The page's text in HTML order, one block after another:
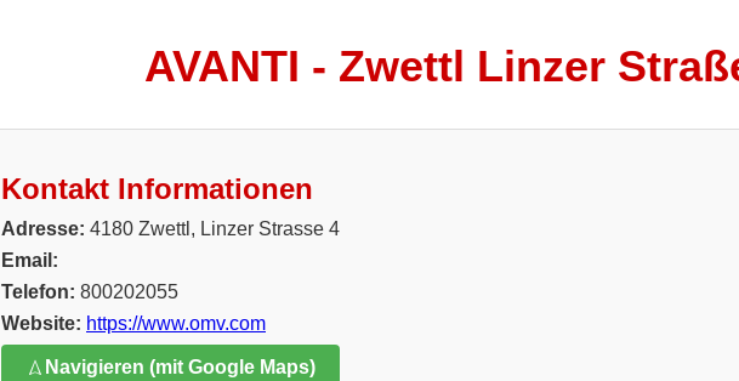
AVANTI - Zwettl Linzer
Kontakt Informationen
Adresse: 4180 Zwettl, Linzer Strasse 4
Email:
Telefon: 800202055
Website: https://www.omv.com
Navigieren (mit Google Maps)